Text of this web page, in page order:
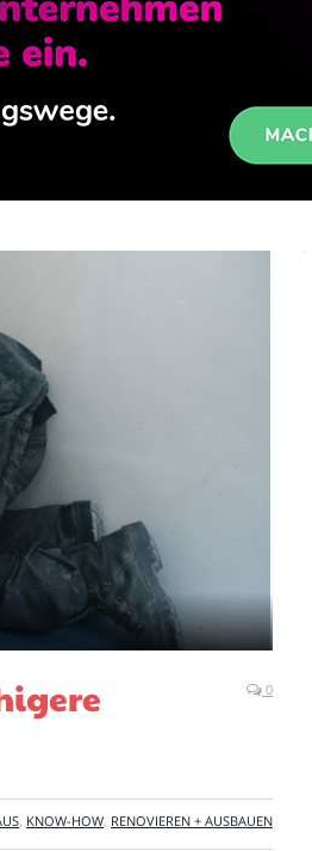
0
, KNOW-HOW, RENOVIEREN + AUSBAUEN